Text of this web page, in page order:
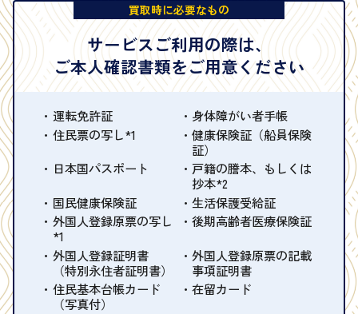
買取時に必要なもの
サービスご利用の際は、
ご本人確認書類をご用意ください
運転免許証
身体障がい者手帳
住民票の写し*1
健康保険証（船員保険
証）
日本国パスポート
戸籍の謄本、もしくは
抄本*2
国民健康保険証
生活保護受給証
外国人登録原票の写し
*1
後期高齢者医療保険証
外国人登録証明書
（特別永住者証明書）
外国人登録原票の記載
事項証明書
住民基本台帳カード
（写真付）
在留カード